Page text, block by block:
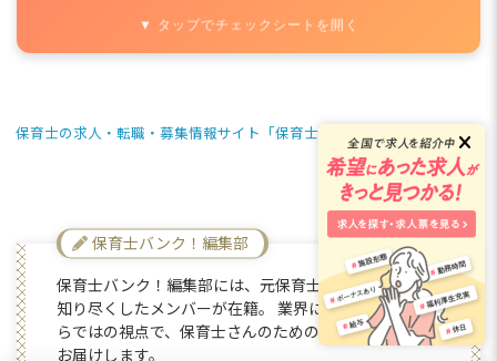
▼ タップでチェックシートを開く
保育士の求人・転職・募集情報サイト「保育士バンク！」 保育士バン
保育士バンク！編集部
保育士バンク！編集部には、元保育士など保育業界を
知り尽くしたメンバーが在籍。 業界に詳しい編集部な
らではの視点で、保育士さんのためのお役立ち情報を
お届けします。